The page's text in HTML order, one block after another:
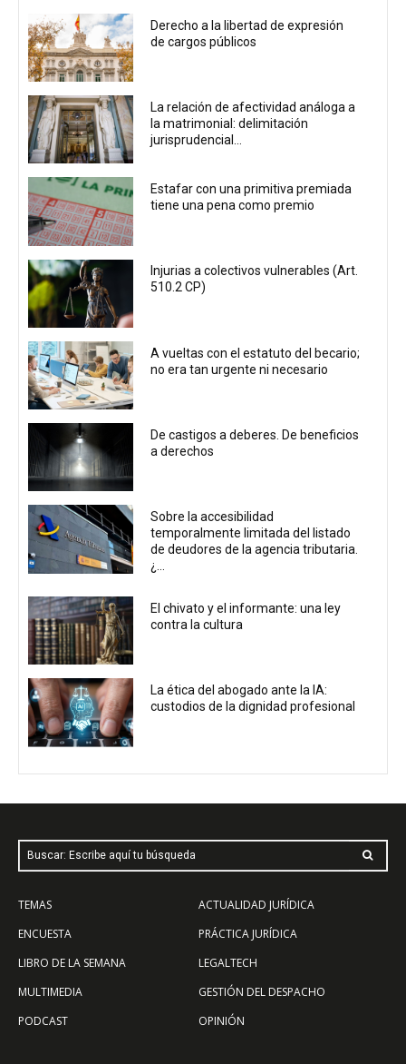
Derecho a la libertad de expresión
de cargos públicos
La relación de afectividad análoga a
la matrimonial: delimitación
jurisprudencial...
Estafar con una primitiva premiada
tiene una pena como premio
Injurias a colectivos vulnerables (Art.
510.2 CP)
A vueltas con el estatuto del becario;
no era tan urgente ni necesario
De castigos a deberes. De beneficios
a derechos
Sobre la accesibilidad
temporalmente limitada del listado
de deudores de la agencia tributaria.
¿...
El chivato y el informante: una ley
contra la cultura
La ética del abogado ante la IA:
custodios de la dignidad profesional
Buscar: Escribe aquí tu búsqueda
TEMAS
ENCUESTA
LIBRO DE LA SEMANA
MULTIMEDIA
PODCAST
ACTUALIDAD JURÍDICA
PRÁCTICA JURÍDICA
LEGALTECH
GESTIÓN DEL DESPACHO
OPINIÓN